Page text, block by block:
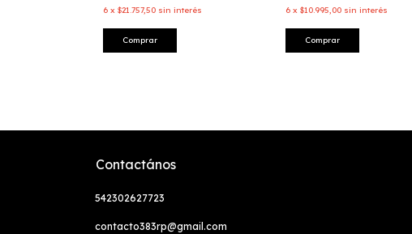
6 x $21.757,50 sin interés
Comprar
6 x $10.995,00 sin interés
Comprar
Contactános
542302627723
contacto383rp@gmail.com